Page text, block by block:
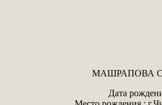
МАШРАПОВА
Дата